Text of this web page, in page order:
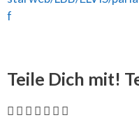
f
Teile Dich mit!